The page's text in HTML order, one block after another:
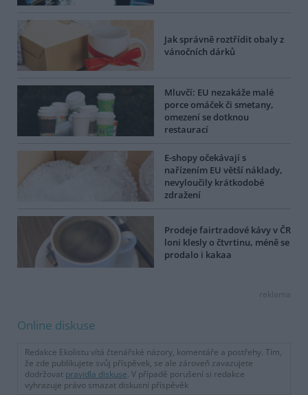
Jak správně roztřídit obaly z
vánočních dárků
Mluvčí: EU nezakáže malé
porce omáček či smetany,
omezení se dotknou
restaurací
E-shopy očekávají s
nařízením EU větší náklady,
nevyloučily krátkodobé
zdražení
Prodeje fairtradové kávy v ČR
loni klesly o čtvrtinu, méně se
prodalo i kakaa
reklama
Online diskuse
Redakce Ekolistu vítá čtenářské názory, komentáře a postřehy. Tím,
že zde publikujete svůj příspěvek, se ale zároveň zavazujete
dodržovat pravidla diskuse. V případě porušení si redakce
vyhrazuje právo smazat diskusní příspěvěk